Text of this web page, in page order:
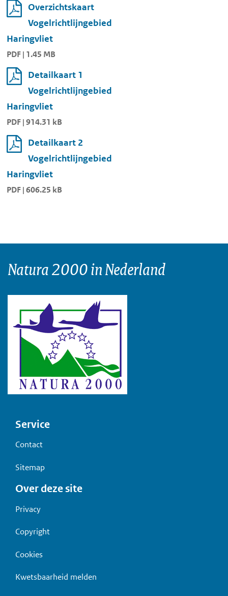
Overzichtskaart
Vogelrichtlijngebied
Haringvliet
PDF | 1.45 MB
Detailkaart 1
Vogelrichtlijngebied
Haringvliet
PDF | 914.31 kB
Detailkaart 2
Vogelrichtlijngebied
Haringvliet
PDF | 606.25 kB
Natura 2000 in Nederland
Voet
Service
Contact
Sitemap
Over deze site
Privacy
Copyright
Cookies
Kwetsbaarheid melden